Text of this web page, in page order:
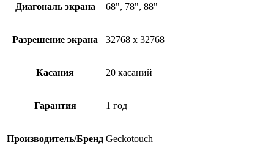
Диагональ экрана 68", 78", 88"
Разрешение экрана 32768 x 32768
Касания 20 касаний
Гарантия 1 год
Производитель/Бренд Geckotouch